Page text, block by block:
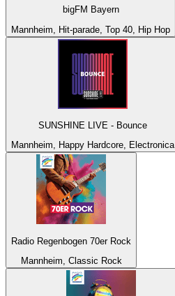
bigFM Bayern
Mannheim, Hit-parade, Top 40, Hip Hop
SUNSHINE LIVE - Bounce
Mannheim, Happy Hardcore, Electronica
Radio Regenbogen 70er Rock
Mannheim, Classic Rock